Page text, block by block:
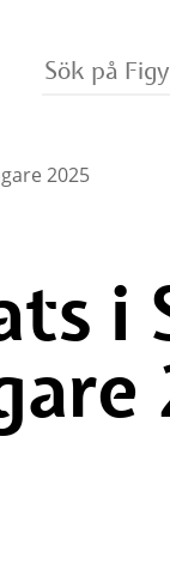
Vad
vill
på?
2025
i